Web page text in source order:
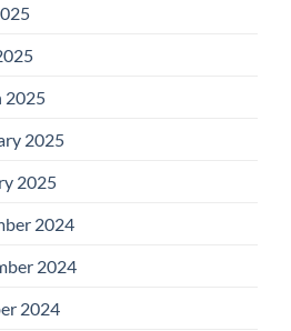
2025
2025
2025
2024
2024
2024